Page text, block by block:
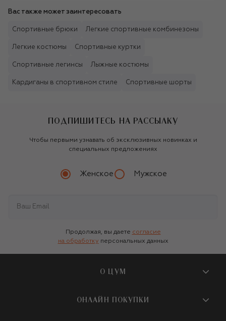
Вас также может заинтересовать
Спортивные брюки Легкие спортивные комбинезоны
Легкие костюмы Спортивные куртки
Спортивные легинсы Лыжные костюмы
Кардиганы в спортивном стиле Спортивные шорты
ПОДПИШИТЕСЬ НА РАССЫЛКУ
Чтобы первыми узнавать об эксклюзивных новинках и
специальных предложениях
Женское Мужское
Продолжая, вы даете согласие
на обработку персональных данных
О ЦУМ
О магазине
ОНЛАЙН ПОКУПКИ